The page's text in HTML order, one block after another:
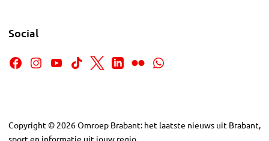
Social
Copyright © 2026Omroep Brabant: het laatste nieuws uit Brabant,
sport en informatie uit jouw regio.